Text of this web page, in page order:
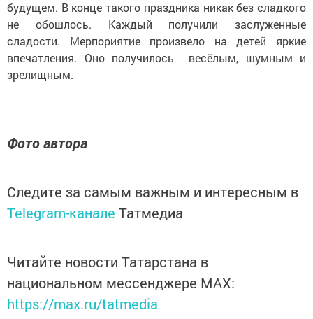
будущем. В конце такого праздника никак без сладкого
не обошлось. Каждый получили заслуженные
сладости. Мерпориятие произвело на детей яркие
впечатления. Оно получилось весёлым, шумным и
зрелищным.
Фото автора
Следите за самым важным и интересным в
Telegram-канале Татмедиа
Читайте новости Татарстана в
национальном мессенджере MАХ:
https://max.ru/tatmedia